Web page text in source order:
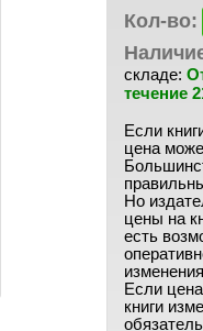
Кол-во:
складе:
течение
Если
цена
Но
цены на
есть
Если
книги